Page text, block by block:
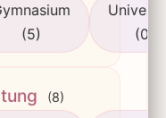
(5)
(0)
(8)